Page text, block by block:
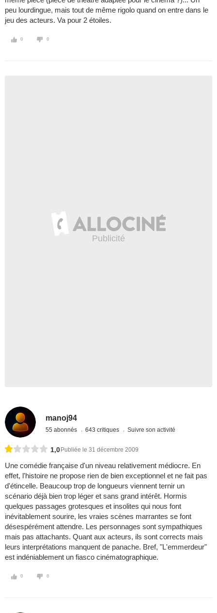
peu lourdingue, mais tout de même rigolo quand on entre dans le
jeu des acteurs. Va pour 2 étoiles.
0 0
manoj94
55 abonnés 643 critiques Suivre son activité
1,0 Publiée le 31 décembre 2009
Une comédie française d'un niveau relativement médiocre. En
effet, l'histoire ne propose rien de bien exceptionnel et ne fait pas
d'étincelle. Beaucoup trop de longueurs viennent ternir un
scénario déjà bien trop léger et sans grand intérêt. Hormis
quelques passages grotesques et insolites qui nous font
inévitablement sourire, les vraies scènes marrantes se font
désespérément attendre. Les personnages sont sympathiques
mais pas attachants. Quant aux acteurs, ils sont corrects mais
leurs interprétations manquent de panache. Bref, "L'emmerdeur"
est indéniablement un fiasco cinématographique.
0 0